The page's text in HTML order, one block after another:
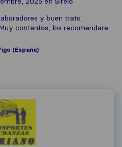
y buen trato.
contentos, los recomendare
(España)